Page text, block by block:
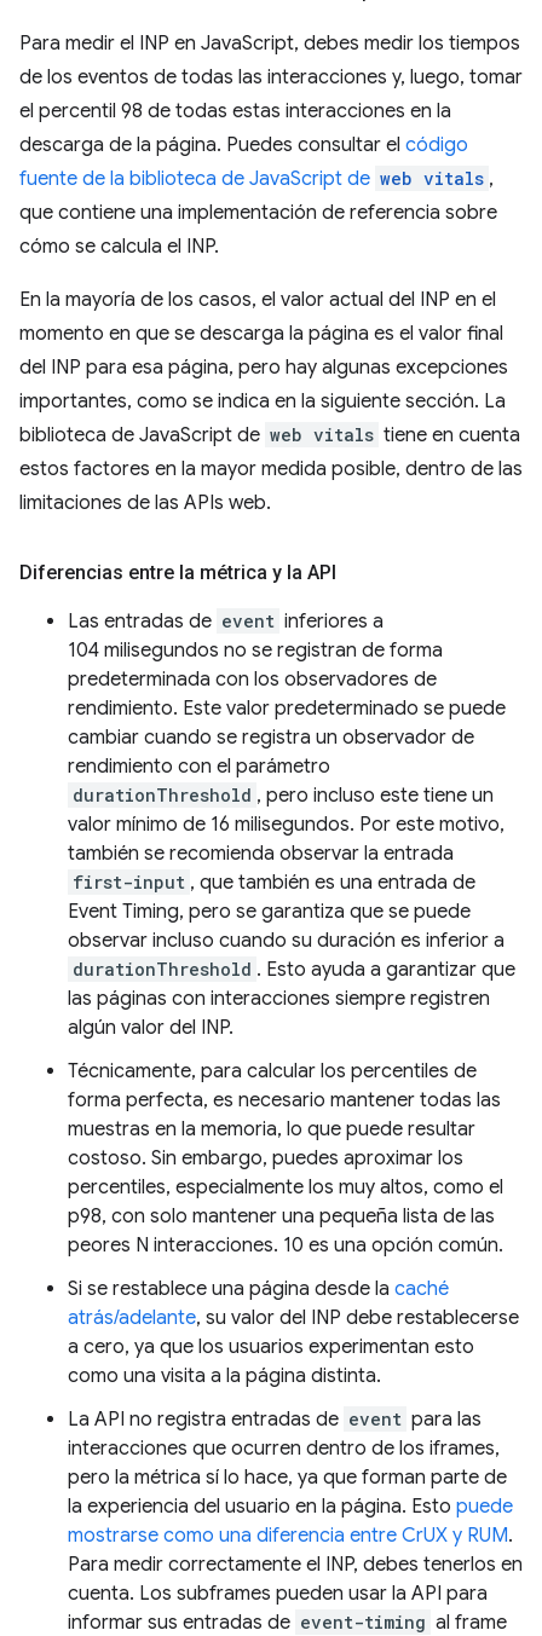
Para medir el INP en JavaScript, debes medir los tiempos
de los eventos de todas las interacciones y, luego, tomar
el percentil 98 de todas estas interacciones en la
descarga de la página. Puedes consultar el código
fuente de la biblioteca de JavaScript de web vitals ,
que contiene una implementación de referencia sobre
cómo se calcula el INP.
En la mayoría de los casos, el valor actual del INP en el
momento en que se descarga la página es el valor final
del INP para esa página, pero hay algunas excepciones
importantes, como se indica en la siguiente sección. La
biblioteca de JavaScript de web vitals tiene en cuenta
estos factores en la mayor medida posible, dentro de las
limitaciones de las APIs web.
Diferencias entre la métrica y la API
Las entradas de event inferiores a
104 milisegundos no se registran de forma
predeterminada con los observadores de
rendimiento. Este valor predeterminado se puede
cambiar cuando se registra un observador de
rendimiento con el parámetro
durationThreshold , pero incluso este tiene un
valor mínimo de 16 milisegundos. Por este motivo,
también se recomienda observar la entrada
first-input , que también es una entrada de
Event Timing, pero se garantiza que se puede
observar incluso cuando su duración es inferior a
durationThreshold . Esto ayuda a garantizar que
las páginas con interacciones siempre registren
algún valor del INP.
Técnicamente, para calcular los percentiles de
forma perfecta, es necesario mantener todas las
muestras en la memoria, lo que puede resultar
costoso. Sin embargo, puedes aproximar los
percentiles, especialmente los muy altos, como el
p98, con solo mantener una pequeña lista de las
peores N interacciones. 10 es una opción común.
Si se restablece una página desde la caché
atrás/adelante, su valor del INP debe restablecerse
a cero, ya que los usuarios experimentan esto
como una visita a la página distinta.
La API no registra entradas de event para las
interacciones que ocurren dentro de los iframes,
pero la métrica sí lo hace, ya que forman parte de
la experiencia del usuario en la página. Esto puede
mostrarse como una diferencia entre CrUX y RUM.
Para medir correctamente el INP, debes tenerlos en
cuenta. Los subframes pueden usar la API para
informar sus entradas de event-timing al frame